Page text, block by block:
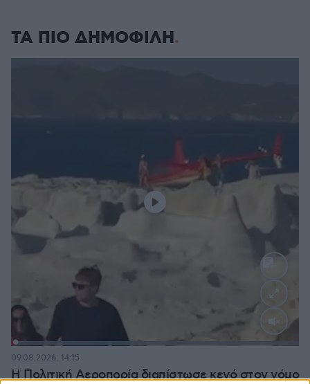
ΤΑ ΠΙΟ ΔΗΜΟΦΙΛΗ
Loaded:
Η Πολιτική Αεροπορία διαπίστωσε κενό στον νόμο
09.08.2026, 14:15